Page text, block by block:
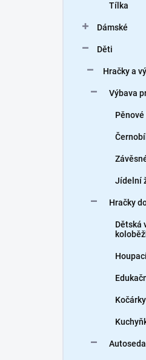
Tílka
Dámské
Děti
Hračky a
Výbava
Jídelní
Hračky
Dětská